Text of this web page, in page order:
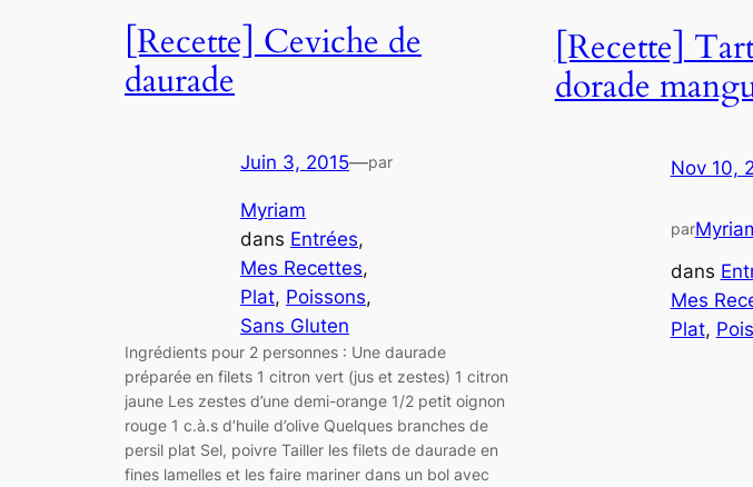
[Recette] Ceviche de
daurade
Juin 3, 2015—par
Myriam
dans Entrées
Mes Recettes
Plat, Poissons
Sans Gluten
Ingrédients pour 2 personnes : Une daurade
préparée en filets 1 citron vert (jus et zestes) 1 citron
jaune Les zestes d’une demi-orange 1/2 petit oignon
rouge 1 c.à.s d’huile d’olive Quelques branches de
persil plat Sel, poivre Tailler les filets de daurade en
fines lamelles et les faire mariner dans un bol avec
[Recette]
dorade
Nov 10,
par
dans
Mes
Plat,